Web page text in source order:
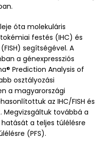
óta molekuláris
festés (IHC) és
segítségével. A
a génexpressziós
Prediction Analysis of
osztályozási
a magyarországi
az IHC/FISH és
Megvizsgáltuk továbbá a
a teljes túlélésre
(PFS).